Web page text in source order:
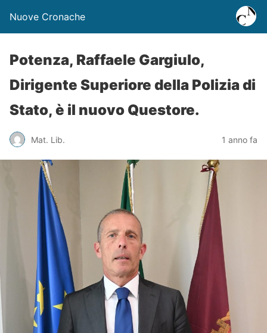
Nuove Cronache
Potenza, Raffaele Gargiulo,
Dirigente Superiore della Polizia di
Stato, è il nuovo Questore.
Mat. Lib. 1 anno fa